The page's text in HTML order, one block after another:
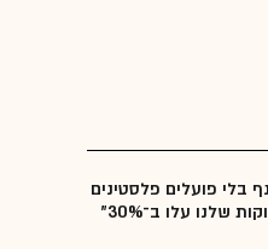
בלי פועלים פלסטינים
שלנו עלו ב־30%"